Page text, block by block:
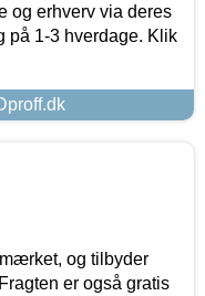
og erhverv via deres
på 1-3 hverdage. Klik
og tilbyder
er også gratis